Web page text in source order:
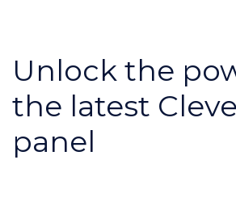
Unlock the
the latest
panel